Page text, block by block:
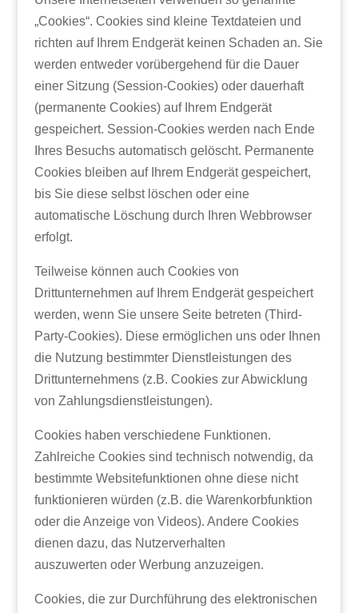
„Cookies“. Cookies sind kleine Textdateien und
richten auf Ihrem Endgerät keinen Schaden an. Sie
werden entweder vorübergehend für die Dauer
einer Sitzung (Session-Cookies) oder dauerhaft
(permanente Cookies) auf Ihrem Endgerät
gespeichert. Session-Cookies werden nach Ende
Ihres Besuchs automatisch gelöscht. Permanente
Cookies bleiben auf Ihrem Endgerät gespeichert,
bis Sie diese selbst löschen oder eine
automatische Löschung durch Ihren Webbrowser
erfolgt.
Teilweise können auch Cookies von
Drittunternehmen auf Ihrem Endgerät gespeichert
werden, wenn Sie unsere Seite betreten (Third-
Party-Cookies). Diese ermöglichen uns oder Ihnen
die Nutzung bestimmter Dienstleistungen des
Drittunternehmens (z.B. Cookies zur Abwicklung
von Zahlungsdienstleistungen).
Cookies haben verschiedene Funktionen.
Zahlreiche Cookies sind technisch notwendig, da
bestimmte Websitefunktionen ohne diese nicht
funktionieren würden (z.B. die Warenkorbfunktion
oder die Anzeige von Videos). Andere Cookies
dienen dazu, das Nutzerverhalten
auszuwerten oder Werbung anzuzeigen.
Cookies, die zur Durchführung des elektronischen